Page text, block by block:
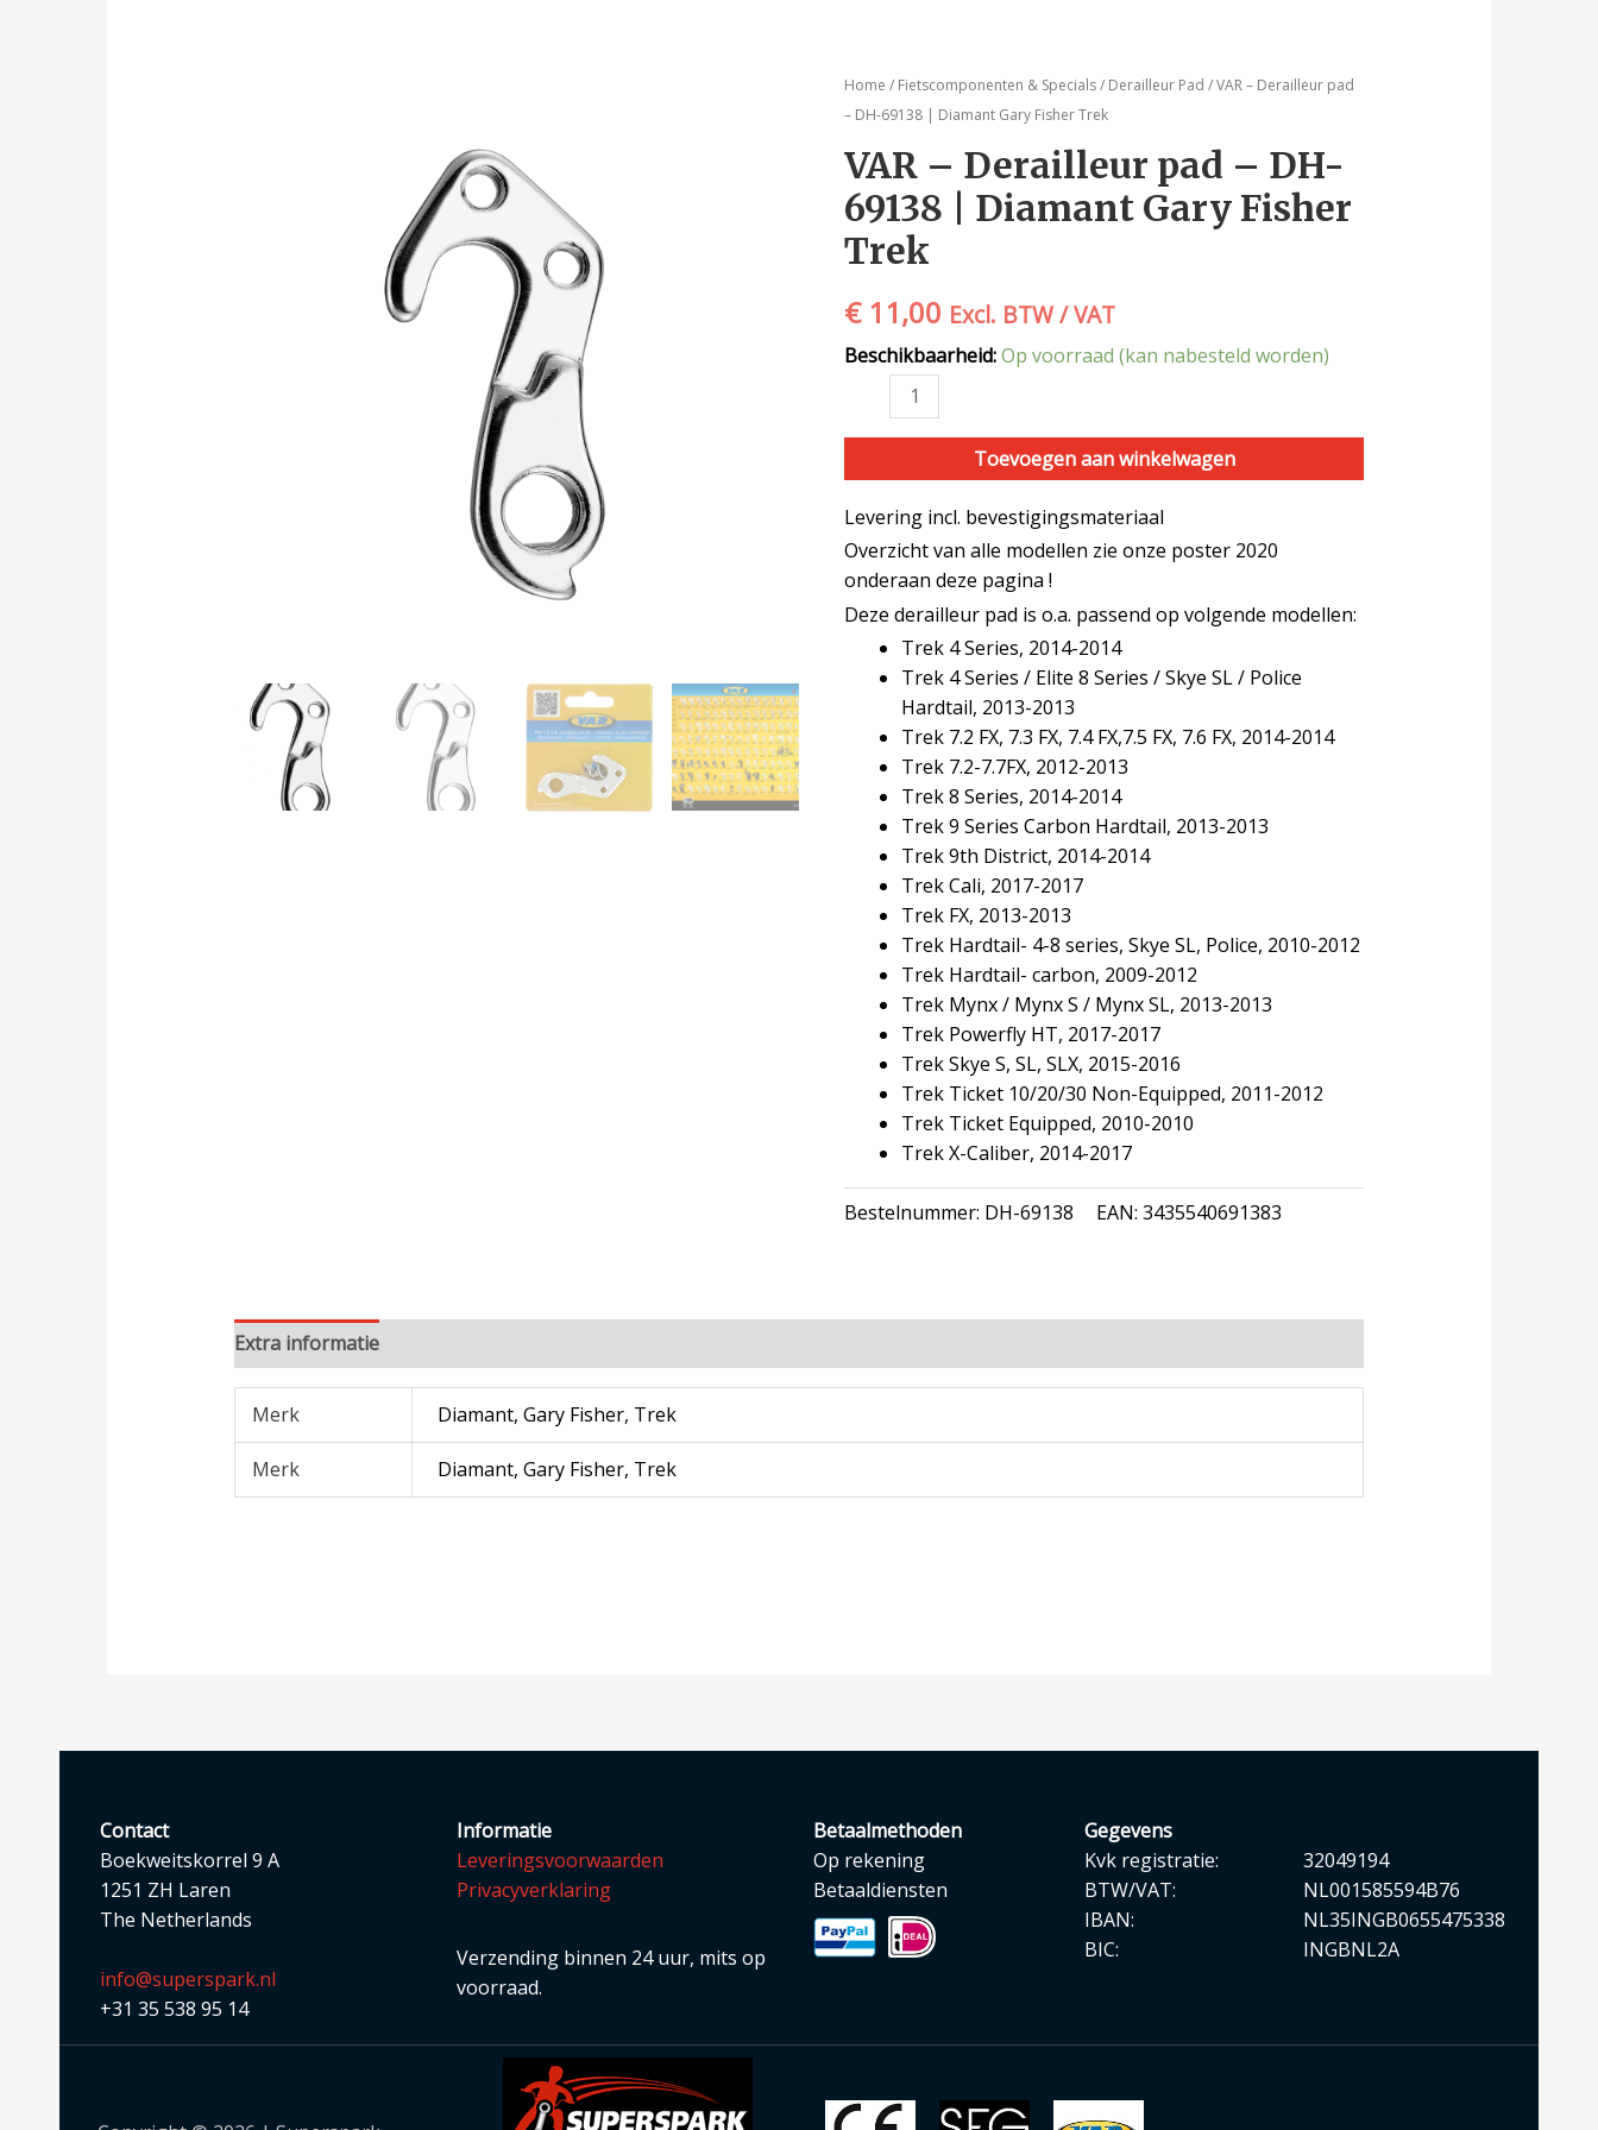
Home / Fietscomponenten & Specials/ Derailleur Pad / VAR – Derailleur pad
– DH-69138 | Diamant Gary Fisher Trek
VAR – Derailleur pad – DH-
69138 | Diamant Gary Fisher
Trek
€11,00 Excl. BTW / VAT
Beschikbaarheid:Op voorraad (kan nabesteld worden)
VAR
-
pad
-
DH-
69138
Diamant
Gary
Fisher
aantal
Toevoegen aan winkelwagen
Levering incl. bevestigingsmateriaal
Overzicht van alle modellen zie onze poster 2020
onderaan deze pagina !
Deze derailleur pad is o.a. passend op volgende modellen:
Trek 4 Series, 2014-2014
Trek 4 Series / Elite 8 Series / Skye SL / Police
Hardtail, 2013-2013
Trek 7.2 FX, 7.3 FX, 7.4 FX,7.5 FX, 7.6 FX, 2014-2014
Trek 7.2-7.7FX, 2012-2013
Trek 8 Series, 2014-2014
Trek 9 Series Carbon Hardtail, 2013-2013
Trek 9th District, 2014-2014
Trek Cali, 2017-2017
Trek FX, 2013-2013
Trek Hardtail- 4-8 series, Skye SL, Police, 2010-2012
Trek Hardtail- carbon, 2009-2012
Trek Mynx / Mynx S / Mynx SL, 2013-2013
Trek Powerfly HT, 2017-2017
Trek Skye S, SL, SLX, 2015-2016
Trek Ticket 10/20/30 Non-Equipped, 2011-2012
Trek Ticket Equipped, 2010-2010
Trek X-Caliber, 2014-2017
Bestelnummer: DH-69138 EAN:3435540691383
Extra informatie
Merk Diamant, Gary Fisher, Trek
Merk Diamant, Gary Fisher, Trek
Contact
Boekweitskorrel 9 A
1251 ZH Laren
The Netherlands
info@superspark.nl
+31 35 538 95 14
Informatie
Leveringsvoorwaarden
Privacyverklaring
Verzending binnen 24 uur, mits op
voorraad.
Betaalmethoden
Op rekening
Betaaldiensten
Gegevens
Kvk registratie:
BTW/VAT:
IBAN:
BIC:
32049194
NL001585594B76
NL35INGB0655475338
INGBNL2A